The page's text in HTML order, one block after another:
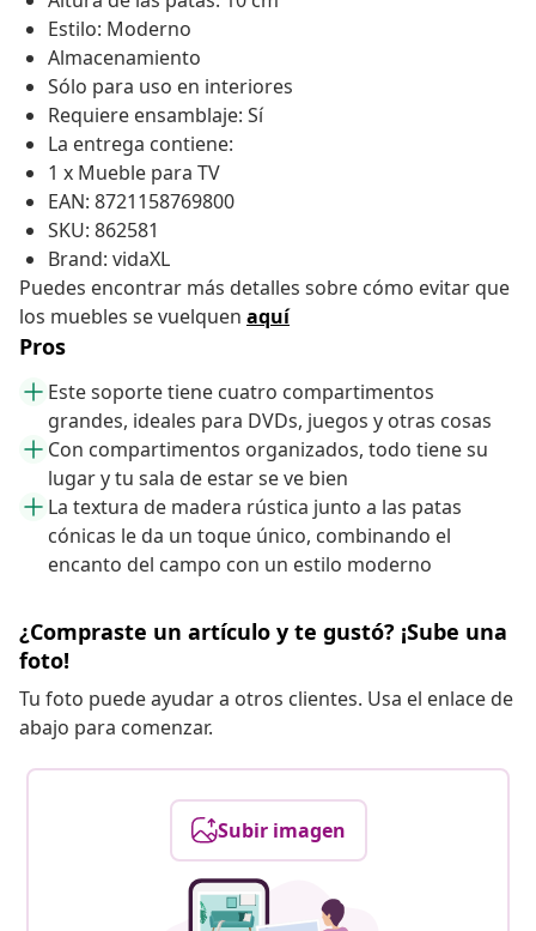
Estilo: Moderno
Almacenamiento
Sólo para uso en interiores
Requiere ensamblaje: Sí
La entrega contiene:
1 x Mueble para TV
EAN: 8721158769800
SKU: 862581
Brand: vidaXL
Puedes encontrar más detalles sobre cómo evitar que
los muebles se vuelquen aquí
Pros
Este soporte tiene cuatro compartimentos
grandes, ideales para DVDs, juegos y otras cosas
Con compartimentos organizados, todo tiene su
lugar y tu sala de estar se ve bien
La textura de madera rústica junto a las patas
cónicas le da un toque único, combinando el
encanto del campo con un estilo moderno
¿Compraste un artículo y te gustó? ¡Sube una
foto!
Tu foto puede ayudar a otros clientes. Usa el enlace de
abajo para comenzar.
Subir imagen